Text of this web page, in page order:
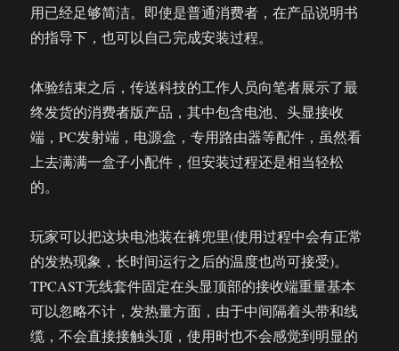
用已经足够简洁。即使是普通消费者，在产品说明书
的指导下，也可以自己完成安装过程。
体验结束之后，传送科技的工作人员向笔者展示了最
终发货的消费者版产品，其中包含电池、头显接收
端，PC发射端，电源盒，专用路由器等配件，虽然看
上去满满一盒子小配件，但安装过程还是相当轻松
的。
玩家可以把这块电池装在裤兜里(使用过程中会有正常
的发热现象，长时间运行之后的温度也尚可接受)。
TPCAST无线套件固定在头显顶部的接收端重量基本
可以忽略不计，发热量方面，由于中间隔着头带和线
缆，不会直接接触头顶，使用时也不会感觉到明显的